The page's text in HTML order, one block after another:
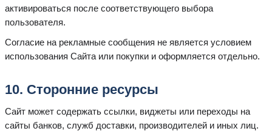
активироваться после соответствующего выбора
пользователя.
Согласие на рекламные сообщения не является условием
использования Сайта или покупки и оформляется отдельно.
10. Сторонние ресурсы
Сайт может содержать ссылки, виджеты или переходы на
сайты банков, служб доставки, производителей и иных лиц.